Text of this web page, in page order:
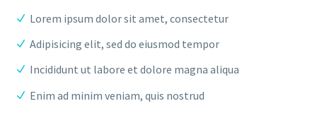
Lorem ipsum dolor sit amet, consectetur
Adipisicing elit, sed do eiusmod tempor
Incididunt ut labore et dolore magna aliqua
Enim ad minim veniam, quis nostrud